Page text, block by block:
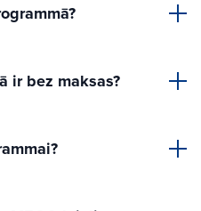
ir bez maksas?